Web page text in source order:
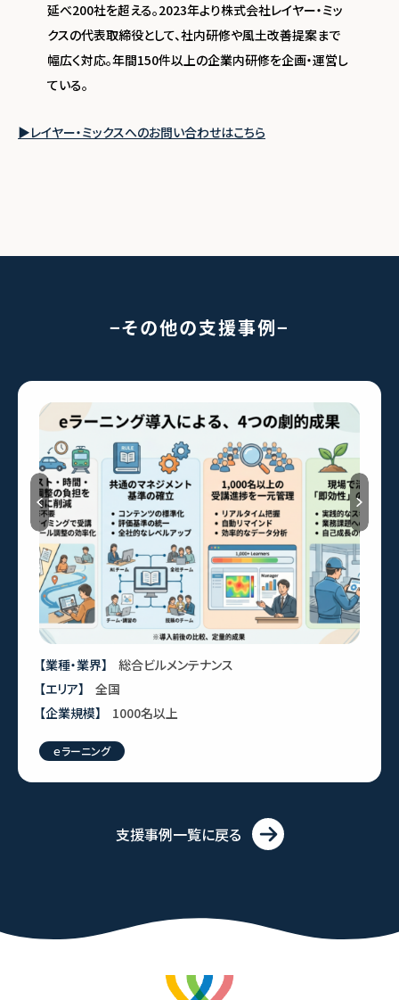
延べ200社を超える。2023年より株式会社レイヤー・ミッ
クスの代表取締役として、社内研修や⾵⼟改善提案まで
幅広く対応。年間150件以上の企業内研修を企画・運営し
ている。
▶レイヤー・ミックスへのお問い合わせはこちら
その他の支援事例
Previous
【業種・業界】
総合ビルメンテナンス
【エリア】
全国
【企業規模】
1000名以上
ｅラーニング
支援事例一覧に戻る